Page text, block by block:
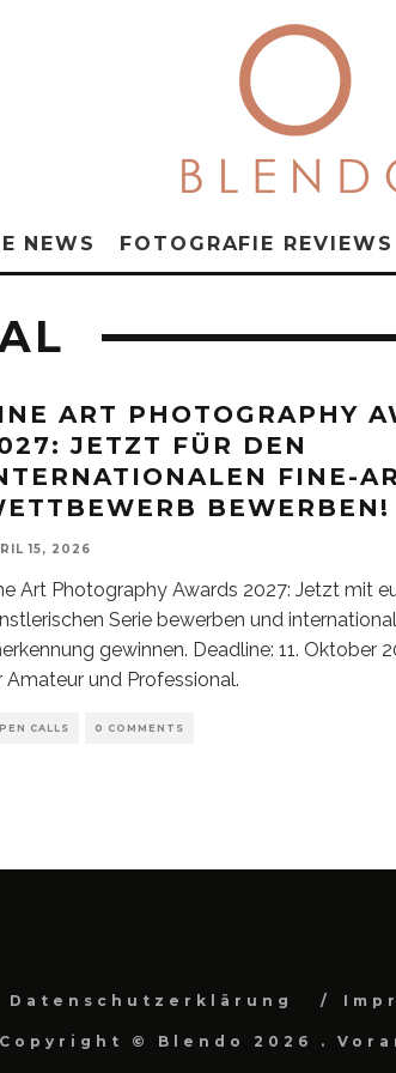
NEWS FOTOGRAFIE REVIEWS
ART PHOTOGRAPHY
JETZT FÜR DEN
FINE-
BEWERBEN!
15, 2026
Art Photography Awards 2027: Jetzt mit
Serie bewerben und
gewinnen. Deadline: 11. Oktober
Amateur und Professional.
CALLS 0 COMMENTS
Datenschutzerklärung
Copyright © Blendo 2026 .